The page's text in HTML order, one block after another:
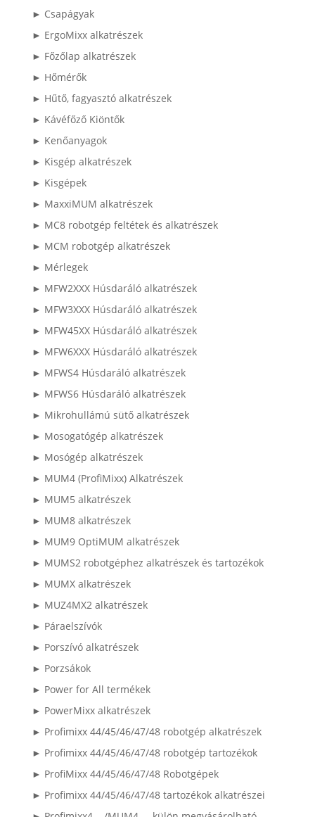
► Csapágyak
► ErgoMixx alkatrészek
► Főzőlap alkatrészek
► Hőmérők
► Hűtő, fagyasztó alkatrészek
► Kávéfőző Kiöntők
► Kenőanyagok
► Kisgép alkatrészek
► Kisgépek
► MaxxiMUM alkatrészek
► MC8 robotgép feltétek és alkatrészek
► MCM robotgép alkatrészek
► Mérlegek
► MFW2XXX Húsdaráló alkatrészek
► MFW3XXX Húsdaráló alkatrészek
► MFW45XX Húsdaráló alkatrészek
► MFW6XXX Húsdaráló alkatrészek
► MFWS4 Húsdaráló alkatrészek
► MFWS6 Húsdaráló alkatrészek
► Mikrohullámú sütő alkatrészek
► Mosogatógép alkatrészek
► Mosógép alkatrészek
► MUM4 (ProfiMixx) Alkatrészek
► MUM5 alkatrészek
► MUM8 alkatrészek
► MUM9 OptiMUM alkatrészek
► MUMS2 robotgéphez alkatrészek és tartozékok
► MUMX alkatrészek
► MUZ4MX2 alkatrészek
► Páraelszívók
► Porszívó alkatrészek
► Porzsákok
► Power for All termékek
► PowerMixx alkatrészek
► Profimixx 44/45/46/47/48 robotgép alkatrészek
► Profimixx 44/45/46/47/48 robotgép tartozékok
► ProfiMixx 44/45/46/47/48 Robotgépek
► Profimixx 44/45/46/47/48 tartozékok alkatrészei